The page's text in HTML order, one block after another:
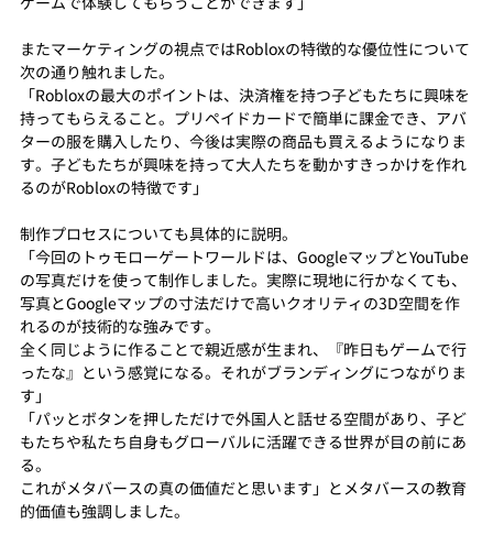
またマーケティングの視点ではRobloxの特徴的な優位性について
次の通り触れました。
「Robloxの最大のポイントは、決済権を持つ子どもたちに興味を
持ってもらえること。プリペイドカードで簡単に課金でき、アバ
ターの服を購入したり、今後は実際の商品も買えるようになりま
す。子どもたちが興味を持って大人たちを動かすきっかけを作れ
るのがRobloxの特徴です」
制作プロセスについても具体的に説明。
「今回のトゥモローゲートワールドは、GoogleマップとYouTube
の写真だけを使って制作しました。実際に現地に行かなくても、
写真とGoogleマップの寸法だけで高いクオリティの3D空間を作
れるのが技術的な強みです。
全く同じように作ることで親近感が生まれ、『昨日もゲームで行
ったな』という感覚になる。それがブランディングにつながりま
す」
「パッとボタンを押しただけで外国人と話せる空間があり、子ど
もたちや私たち自身もグローバルに活躍できる世界が目の前にあ
る。
これがメタバースの真の価値だと思います」とメタバースの教育
的価値も強調しました。